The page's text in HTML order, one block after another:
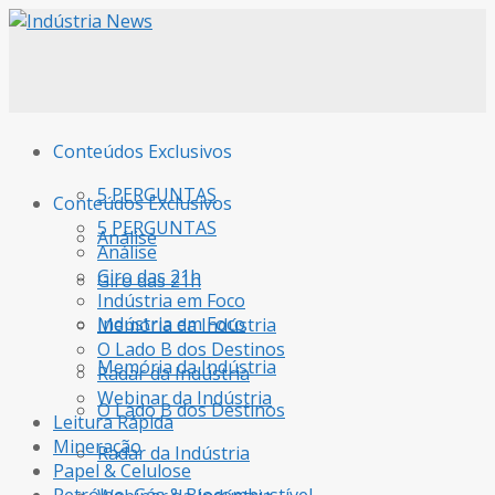
Conteúdos Exclusivos
5 PERGUNTAS
Análise
Giro das 21h
Indústria em Foco
Memória da Indústria
O Lado B dos Destinos
Radar da Indústria
Conteúdos Exclusivos
5 PERGUNTAS
Análise
Giro das 21h
Indústria em Foco
Memória da Indústria
O Lado B dos Destinos
Radar da Indústria
Webinar da Indústria
Leitura Rápida
Mineração
Papel & Celulose